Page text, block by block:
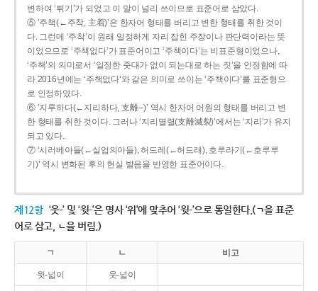
변하여 ‘튀기’가 되었고 이 말이 널리 쓰이므로 표준어로 삼았다.
⑤ ‘주책(←주착, 主着)’은 한자어 형태를 버리고 변한 형태를 취한 것이
다. 그런데 ‘주착’이 원래 일정하게 자리 잡힌 주장이나 판단력이라는 뜻
이었으므로 ‘주책없다’가 표준어이고 ‘주책이다’는 비표준형이었으나,
‘주책’의 의미로서 ‘일정한 줏대가 없이 되는대로 하는 짓’을 인정함에 따
라 2016년에는 ‘주책없다’와 같은 의미로 쓰이는 ‘주책이다’를 표준형으
로 인정하였다.
⑥ ‘지루하다(←지리하다, 支離--)’ 역시 한자어 어원의 형태를 버리고 변
한 형태를 취한 것이다. 그러나 ‘지리멸렬(支離滅裂)’에서는 ‘지리’가 유지
되고 있다.
⑦ ‘시러베아들(←실업의아들), 허드레(←허드래), 호루라기(←호루루
기)’ 역시 변화된 후의 현실 발음을 반영한 표준어이다.
제12항 ‘웃-’ 및 ‘윗-’은 명사 ‘위’에 맞추어 ‘윗-’으로 통일한다.(ㄱ을 표준
어로 삼고, ㄴ을 버림.)
ㄱ ㄴ 비고
윗-넓이 웃-넓이